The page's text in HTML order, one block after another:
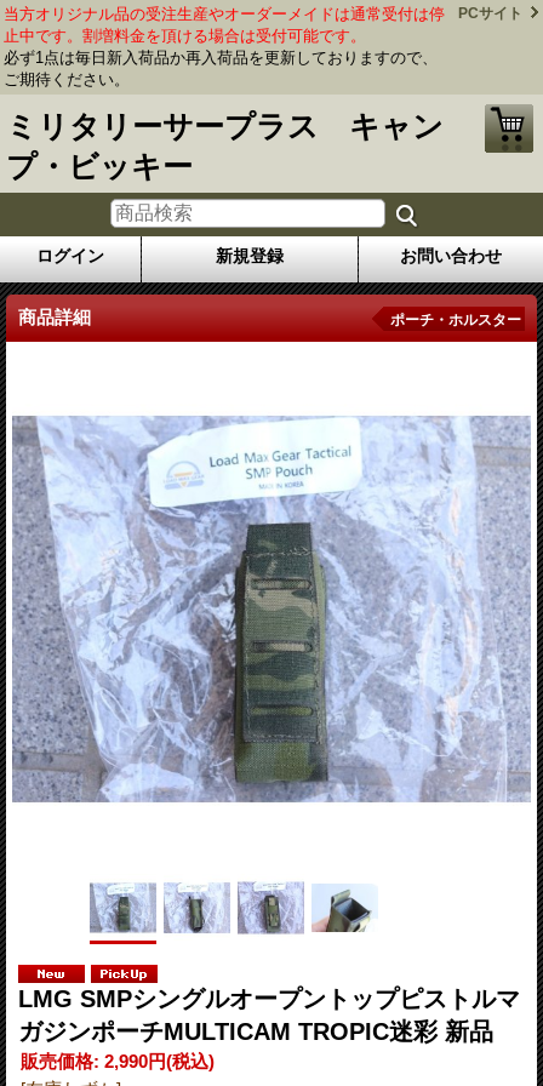
当方オリジナル品の受注生産やオーダーメイドは通常受付は停
止中です。割増料金を頂ける場合は受付可能です。
必ず1点は毎日新入荷品か再入荷品を更新しておりますので、
ご期待ください。
PCサイト
ミリタリーサープラス キャン
プ・ビッキー
ログイン 新規登録 お問い合わせ
商品詳細 ポーチ・ホルスター
LMG SMPシングルオープントップピストルマ
ガジンポーチMULTICAM TROPIC迷彩 新品
販売価格: 2,990円(税込)